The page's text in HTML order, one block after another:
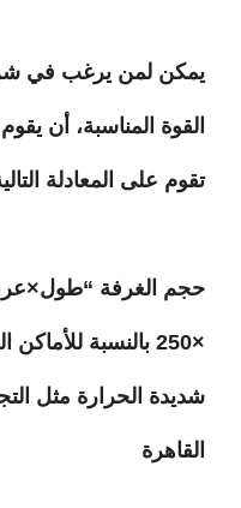
يمكن لمن يرغب في
القوة المناسبة، أن
تقوم على المعادلة
حجم الغرفة
شديدة الحرارة مثل
القاهرة